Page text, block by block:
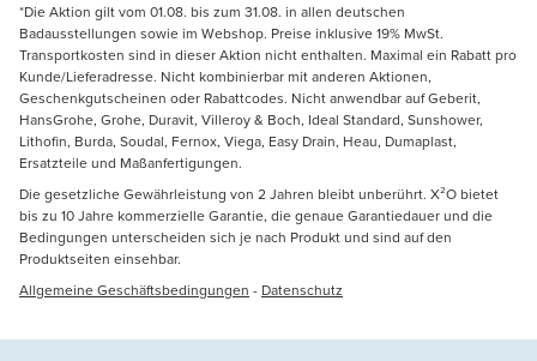
*Die Aktion gilt vom 01.08. bis zum 31.08. in allen deutschen
Badausstellungen sowie im Webshop. Preise inklusive 19% MwSt.
Transportkosten sind in dieser Aktion nicht enthalten. Maximal ein Rabatt pro
Kunde/Lieferadresse. Nicht kombinierbar mit anderen Aktionen,
Geschenkgutscheinen oder Rabattcodes. Nicht anwendbar auf Geberit,
HansGrohe, Grohe, Duravit, Villeroy & Boch, Ideal Standard, Sunshower,
Lithofin, Burda, Soudal, Fernox, Viega, Easy Drain, Heau, Dumaplast,
Ersatzteile und Maßanfertigungen.
Die gesetzliche Gewährleistung von 2 Jahren bleibt unberührt. X²O bietet
bis zu 10 Jahre kommerzielle Garantie, die genaue Garantiedauer und die
Bedingungen unterscheiden sich je nach Produkt und sind auf den
Produktseiten einsehbar.
Allgemeine Geschäftsbedingungen - Datenschutz